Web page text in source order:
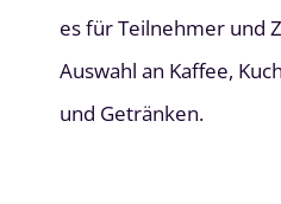
es für Teilnehmer und
Auswahl an Kaffee,
und Getränken.